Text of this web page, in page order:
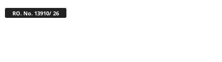
RO. No. 13910/ 26